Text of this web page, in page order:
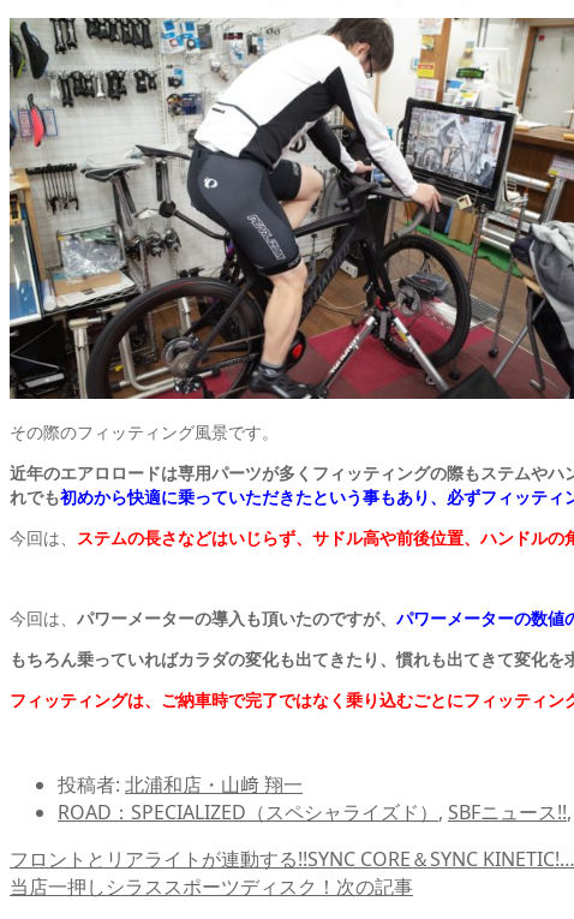
その際のフィッティング風景です。
近年のエアロロードは専用パーツが多くフィッティングの際もステムや
れでも初めから快適に乗っていただきたという事もあり、必ずフィッティ
今回は、 ステムの長さなどはいじらず、サドル高や前後位置、ハンドルの
今回は、 パワーメーターの導入も頂いたのですが、 パワーメーターの数値
もちろん乗っていればカラダの変化も出てきたり、慣れも出てきて変化を
フィッティングは、ご納車時で完了ではなく乗り込むごとにフィッティン
投稿者: 北浦和店・山﨑 翔一
ROAD：SPECIALIZED（スペシャライズド） , SBFニュース!!,
フロントとリアライトが連動する!!SYNC CORE＆SYNC KINETIC!…
当店一押しシラススポーツディスク！ 次の記事